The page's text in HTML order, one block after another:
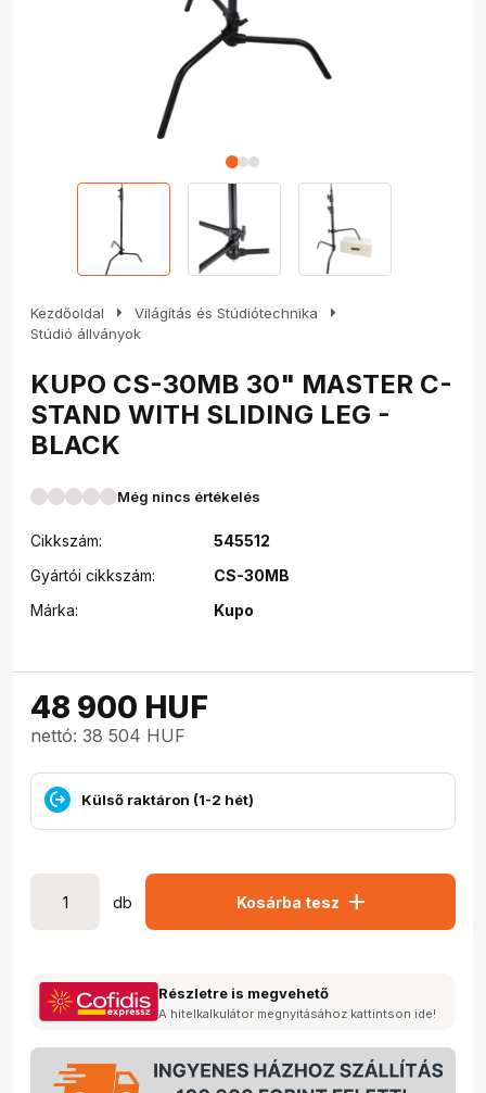
Kezdőoldal arrow_right Világítás és Stúdiótechnika arrow_right
Stúdió állványok
KUPO CS-30MB 30" MASTER C-
STAND WITH SLIDING LEG -
BLACK
Még nincs értékelés
Cikkszám:
545512
Gyártói cikkszám:
CS-30MB
Márka:
Kupo
48 900 HUF
nettó: 38 504 HUF
Külső raktáron (1-2 hét)
db Kosárba tesz add
Részletre is megvehető
A hitelkalkulátor megnyitásához kattintson ide!